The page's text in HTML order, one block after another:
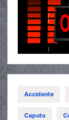
Accidente
Caputo